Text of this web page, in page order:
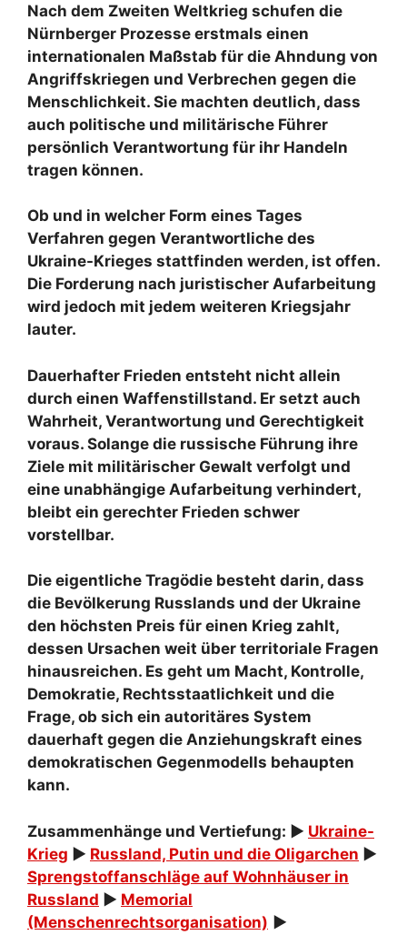
Nach dem Zweiten Weltkrieg schufen die
Nürnberger Prozesse erstmals einen
internationalen Maßstab für die Ahndung von
Angriffskriegen und Verbrechen gegen die
Menschlichkeit. Sie machten deutlich, dass
auch politische und militärische Führer
persönlich Verantwortung für ihr Handeln
tragen können.
Ob und in welcher Form eines Tages
Verfahren gegen Verantwortliche des
Ukraine-Krieges stattfinden werden, ist offen.
Die Forderung nach juristischer Aufarbeitung
wird jedoch mit jedem weiteren Kriegsjahr
lauter.
Dauerhafter Frieden entsteht nicht allein
durch einen Waffenstillstand. Er setzt auch
Wahrheit, Verantwortung und Gerechtigkeit
voraus. Solange die russische Führung ihre
Ziele mit militärischer Gewalt verfolgt und
eine unabhängige Aufarbeitung verhindert,
bleibt ein gerechter Frieden schwer
vorstellbar.
Die eigentliche Tragödie besteht darin, dass
die Bevölkerung Russlands und der Ukraine
den höchsten Preis für einen Krieg zahlt,
dessen Ursachen weit über territoriale Fragen
hinausreichen. Es geht um Macht, Kontrolle,
Demokratie, Rechtsstaatlichkeit und die
Frage, ob sich ein autoritäres System
dauerhaft gegen die Anziehungskraft eines
demokratischen Gegenmodells behaupten
kann.
Zusammenhänge und Vertiefung: ► Ukraine-
Krieg ► Russland, Putin und die Oligarchen ►
Sprengstoffanschläge auf Wohnhäuser in
Russland ► Memorial
(Menschenrechtsorganisation) ►